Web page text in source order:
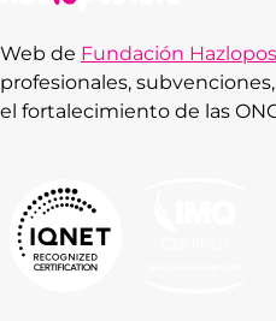
Web de Fundación
profesionales,
el fortalecimiento de las